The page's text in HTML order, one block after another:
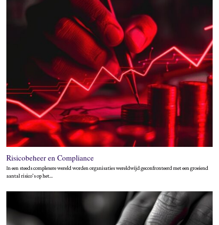
Risicobeheer en Compliance
In een steeds complexere wereld worden organisaties wereldwijd geconfronteerd met een groeiend
aantal risico’s op het…